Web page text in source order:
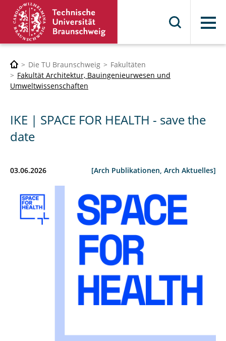
Menü
Die TU Braunschweig
Fakultäten
Fakultät Architektur, Bauingenieurwesen und
Umweltwissenschaften
IKE | SPACE FOR HEALTH - save the
date
03.06.2026 [Arch Publikationen, Arch Aktuelles]